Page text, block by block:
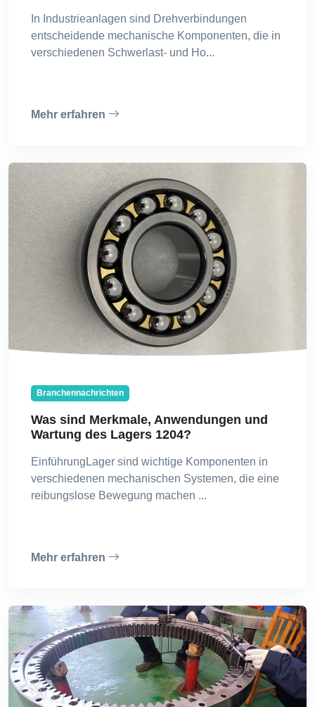
In Industrieanlagen sind Drehverbindungen
entscheidende mechanische Komponenten, die in
verschiedenen Schwerlast- und Ho...
Mehr erfahren
Branchennachrichten
Was sind Merkmale, Anwendungen und
Wartung des Lagers 1204?
EinführungLager sind wichtige Komponenten in
verschiedenen mechanischen Systemen, die eine
reibungslose Bewegung machen ...
Mehr erfahren